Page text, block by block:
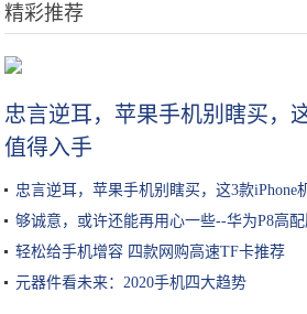
精彩推荐
忠言逆耳，苹果手机别瞎买，
值得入手
忠言逆耳，苹果手机别瞎买，这3款iPhone
够诚意，或许还能再用心一些--华为P8高
轻松给手机增容 四款网购高速TF卡推荐
元器件看未来：2020手机四大趋势